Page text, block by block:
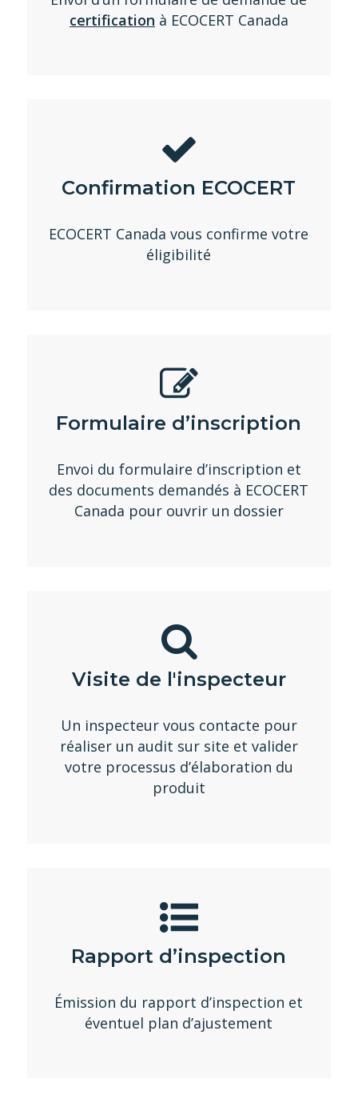
certification à ECOCERT Canada
Confirmation ECOCERT
ECOCERT Canada vous confirme votre
éligibilité
Formulaire d’inscription
Envoi du formulaire d’inscription et
des documents demandés à ECOCERT
Canada pour ouvrir un dossier
Visite de l'inspecteur
Un inspecteur vous contacte pour
réaliser un audit sur site et valider
votre processus d’élaboration du
produit
Rapport d’inspection
Émission du rapport d’inspection et
éventuel plan d’ajustement